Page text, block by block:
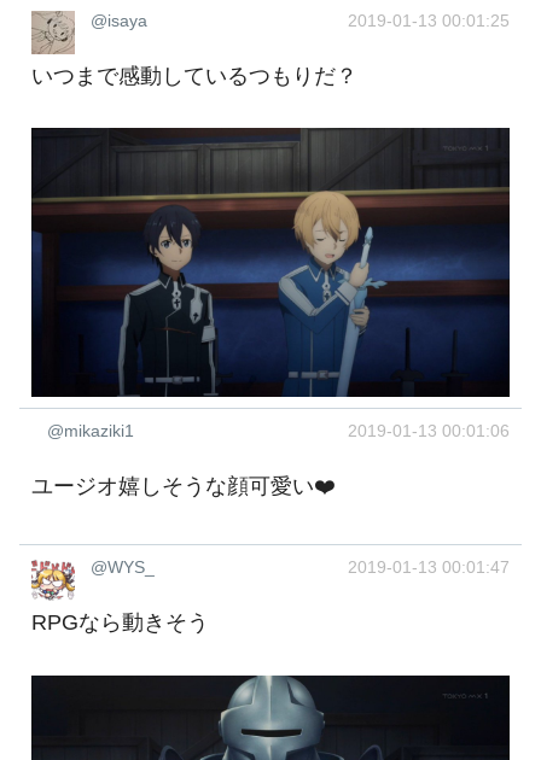
@isaya 2019-01-13 00:01:25
いつまで感動しているつもりだ？
@mikaziki1 2019-01-13 00:01:06
ユージオ嬉しそうな顔可愛い❤️
@WYS_ 2019-01-13 00:01:47
RPGなら動きそう